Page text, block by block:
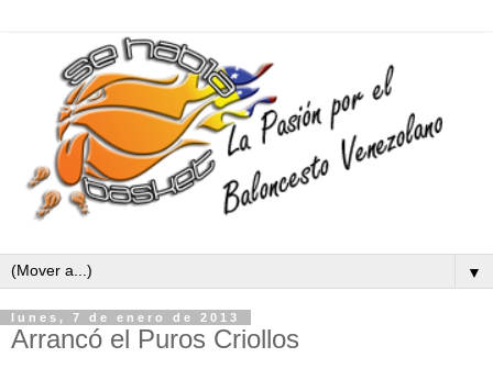
▼
lunes, 7 de enero de 2013
Arrancó el Puros Criollos